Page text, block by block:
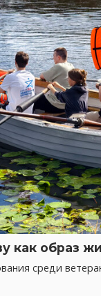
как образ
среди